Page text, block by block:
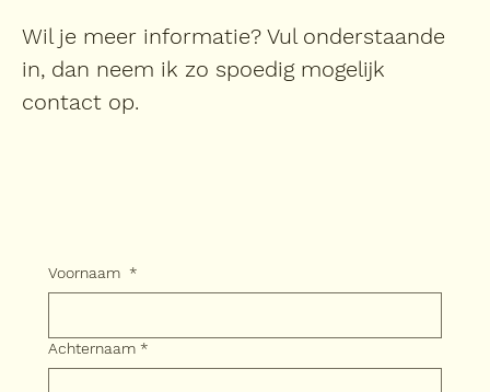
Wil je meer informatie? Vul onderstaande
in, dan neem ik zo spoedig mogelijk
contact op.
Voornaam *
Achternaam *